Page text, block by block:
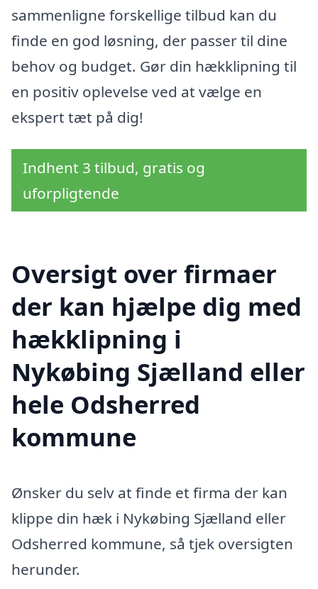
sammenligne forskellige tilbud kan du
finde en god løsning, der passer til dine
behov og budget. Gør din hækklipning til
en positiv oplevelse ved at vælge en
ekspert tæt på dig!
Indhent 3 tilbud, gratis og
uforpligtende
Oversigt over firmaer
der kan hjælpe dig med
hækklipning i
Nykøbing Sjælland eller
hele Odsherred
kommune
Ønsker du selv at finde et firma der kan
klippe din hæk i Nykøbing Sjælland eller
Odsherred kommune, så tjek oversigten
herunder.